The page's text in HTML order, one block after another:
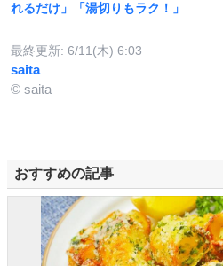
れるだけ」「湯切りもラク！」
最終更新: 6/11(木) 6:03
saita
© saita
おすすめの記事